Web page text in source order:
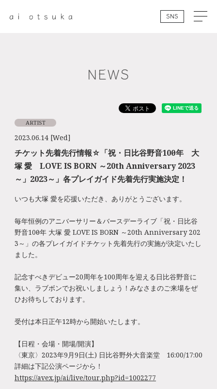
SNS
NEWS
2023.06.14 [Wed]
ARTIST
チケット先着先行情報☆「祝・日比谷野音100周年 大
塚 愛 LOVE IS BORN ～20th Anniversary 2023
～」2023～」各プレイガイド先着先行実施決定！
いつも大塚 愛を応援いただき、ありがとうございます。
毎年恒例のアニバーサリー＆バースデーライブ「祝・日比谷
野音100周年 大塚 愛 LOVE IS BORN ～20th Anniversary 202
3～」の各プレイガイドチケット先着先行の実施が決定いたし
ました。
記念すべきデビュー20周年を100周年を迎える日比谷野音に
集い、ラブボンでお祝いしましょう！みなさまのご来場をぜ
ひお待ちしております。
受付は本日正午12時から開始いたします。
【日程・会場・開場/開演】
〈東京〉2023年9月9日(土) 日比谷野外大音楽堂 16:00/17:00
詳細は下記公演ページから！
https://avex.jp/ai/live/tour.php?id=1002277